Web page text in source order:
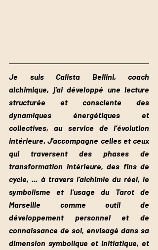
Je suis Calista Bellini, coach
alchimique, j’ai développé une lecture
structurée et consciente des
dynamiques énergétiques et
collectives, au service de l’évolution
intérieure. J'accompagne celles et ceux
qui traversent des phases de
transformation intérieure, des fins de
cycle, ... à travers l’alchimie du réel, le
symbolisme et l'usage du Tarot de
Marseille comme outil de
développement personnel et de
connaissance de soi, envisagé dans sa
dimension symbolique et initiatique, et